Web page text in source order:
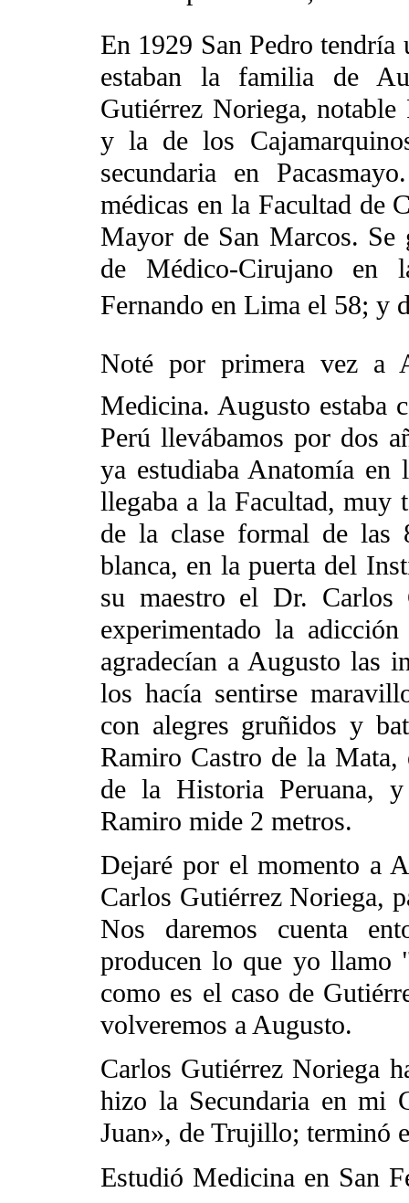
En 1929 San Pedro tendría
estaban la familia de
Gutiérrez Noriega,
y la de los
secundaria en
médicas en la Facultad de
Mayor de San Marcos.
de Médico-Cirujano en
Fernando en Lima el 58;
Noté por primera vez a
Medicina. Augusto estaba
Perú llevábamos por dos
ya estudiaba Anatomía
llegaba a la Facultad, muy
de la clase formal de las
blanca, en la puerta del
su maestro el Dr. Carlos
experimentado la
agradecían a Augusto las
los hacía sentirse
con alegres gruñidos y
Ramiro Castro de la
de la Historia Peruana,
Ramiro mide 2 metros.
Dejaré por el momento a
Carlos Gutiérrez Noriega,
Nos daremos cuenta
producen lo que yo llamo
como es el caso de
volveremos a Augusto.
Carlos Gutiérrez Noriega
hizo la Secundaria en mi
Juan», de Trujillo; terminó
Estudió Medicina en San